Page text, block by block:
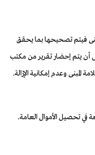
فيتم تصحيحها بما يحقق
أن يتم إحضار تقرير من مكتب
وعدم إمكانية الإزالة.
في تحصيل الأموال العامة.